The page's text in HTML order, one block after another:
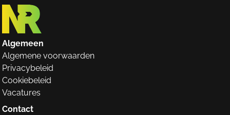
Algemeen
Algemene voorwaarden
Privacybeleid
Cookiebeleid
Vacatures
Contact